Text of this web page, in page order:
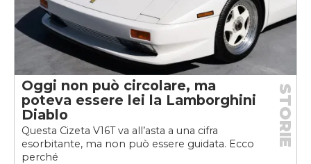
Oggi non può circolare, ma
poteva essere lei la Lamborghini
Diablo
Questa Cizeta V16T va all’asta a una cifra
esorbitante, ma non può essere guidata. Ecco
perché
STORIE